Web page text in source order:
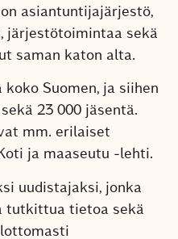
on asiantuntijajärjestö,
järjestötoimintaa sekä
saman katon alta.
Suomen, ja siihen
23 000 jäsentä.
mm. erilaiset
ja maaseutu -lehti.
uudistajaksi, jonka
tutkittua tietoa sekä